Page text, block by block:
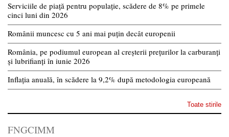
Serviciile de piață pentru populație, scădere de 8% pe primele
cinci luni din 2026
Românii muncesc cu 5 ani mai puțin decât europenii
România, pe podiumul european al creșterii prețurilor la carburanți
și lubrifianți în iunie 2026
Inflația anuală, în scădere la 9,2% după metodologia europeană
Toate stirile
FNGCIMM